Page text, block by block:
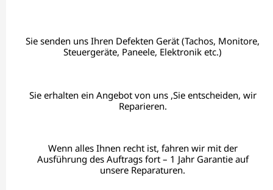
Sie senden uns Ihren Defekten Gerät (Tachos, Monitore,
Steuergeräte, Paneele, Elektronik etc.)
Sie erhalten ein Angebot von uns ,Sie entscheiden, wir
Reparieren.
Wenn alles Ihnen recht ist, fahren wir mit der
Ausführung des Auftrags fort – 1 Jahr Garantie auf
unsere Reparaturen.